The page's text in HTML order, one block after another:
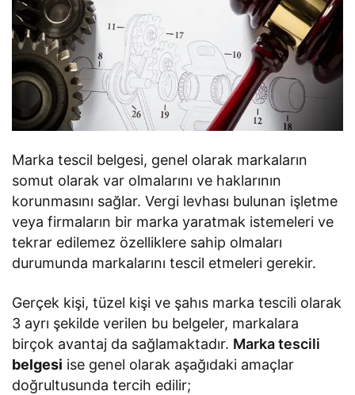
Marka tescil belgesi, genel olarak markaların
somut olarak var olmalarını ve haklarının
korunmasını sağlar. Vergi levhası bulunan işletme
veya firmaların bir marka yaratmak istemeleri ve
tekrar edilemez özelliklere sahip olmaları
durumunda markalarını tescil etmeleri gerekir.
Gerçek kişi, tüzel kişi ve şahıs marka tescili olarak
3 ayrı şekilde verilen bu belgeler, markalara
birçok avantaj da sağlamaktadır. Marka tescili
belgesi ise genel olarak aşağıdaki amaçlar
doğrultusunda tercih edilir;